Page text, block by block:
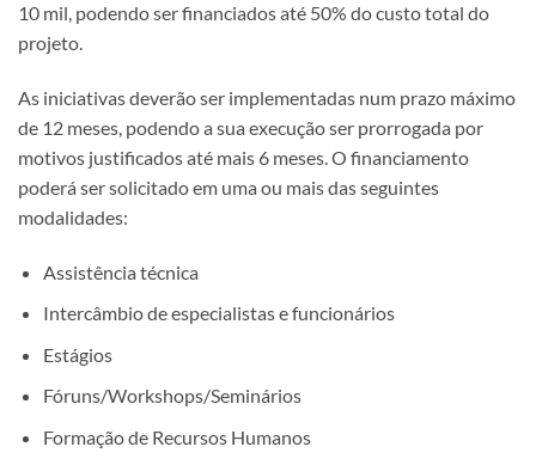
10 mil, podendo ser financiados até 50% do custo total do
projeto.
As iniciativas deverão ser implementadas num prazo máximo
de 12 meses, podendo a sua execução ser prorrogada por
motivos justificados até mais 6 meses. O financiamento
poderá ser solicitado em uma ou mais das seguintes
modalidades:
Assistência técnica
Intercâmbio de especialistas e funcionários
Estágios
Fóruns/Workshops/Seminários
Formação de Recursos Humanos